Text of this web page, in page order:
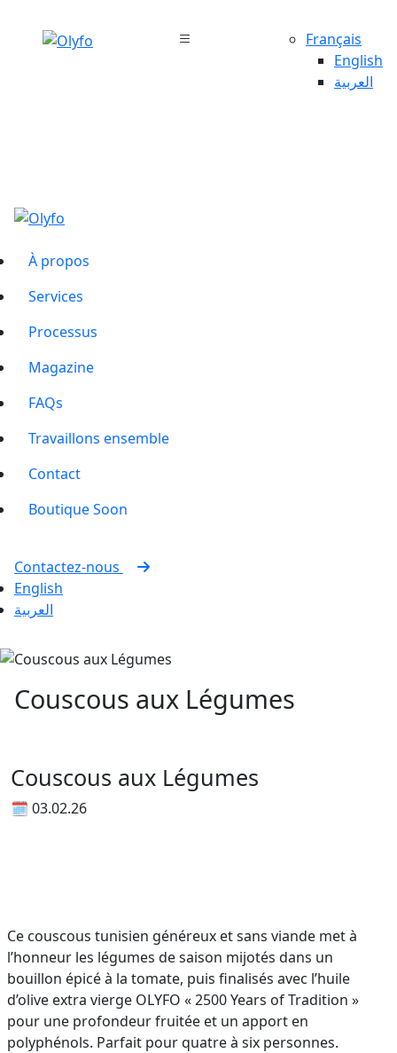
Français
English
العربية
À propos
Services
Processus
Magazine
FAQs
Travaillons ensemble
Contact
BoutiqueSoon
Contactez-nous
English
العربية
Couscous aux Légumes
Couscous aux Légumes
🗓 03.02.26
Ce couscous tunisien généreux et sans viande met à
l’honneur les légumes de saison mijotés dans un
bouillon épicé à la tomate, puis finalisés avec l’huile
d’olive extra vierge OLYFO « 2500 Years of Tradition »
pour une profondeur fruitée et un apport en
polyphénols. Parfait pour quatre à six personnes.